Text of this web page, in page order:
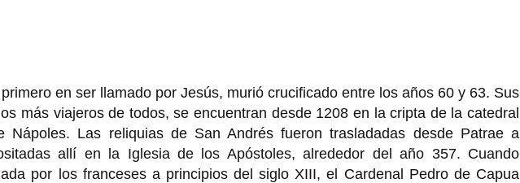
en ser llamado por Jesús, murió crucificado entre los años 60 y 63. Sus
más viajeros de todos, se encuentran desde 1208 en la cripta de la catedral
Las reliquias de San Andrés fueron trasladadas desde Patrae a
allí en la Iglesia de los Apóstoles, alrededor del año 357. Cuando
por los franceses a principios del siglo XIII, el Cardenal Pedro de Capua